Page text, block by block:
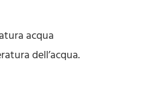
acqua
dell’acqua.